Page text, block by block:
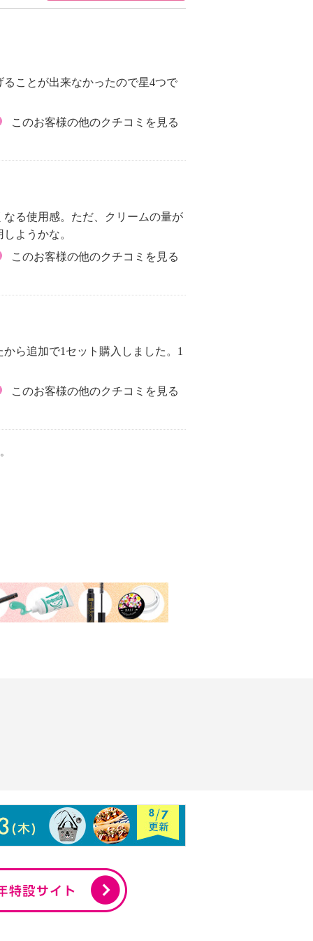
ことが出来なかったので星4つで
このお客様の他のクチコミを見る
る使用感。ただ、クリームの量が
ようかな。
このお客様の他のクチコミを見る
ら追加で1セット購入しました。1
このお客様の他のクチコミを見る